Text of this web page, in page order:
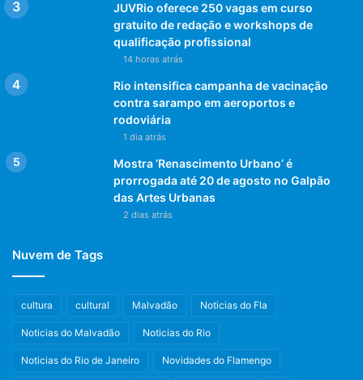
Endereço: – Avenida Mchal Fontenelle, 4.600 – Jardim
Sulacap, Rio.
Informações: – (21) 3268-2256 e 96899-7489
948
Empresário Inaugura Loja Temática De Games
e Eletrônicos Na Zona Oeste Carioca
SYNCRO SEG - ARENA GAME
JUVRio oferece 250 vagas em curso
gratuito de redação e workshops de
qualificação profissional
14 horas atrás
Rio intensifica campanha de vacinação
contra sarampo em aeroportos e
rodoviária
1 dia atrás
Mostra ‘Renascimento Urbano’ é
prorrogada até 20 de agosto no Galpão
das Artes Urbanas
2 dias atrás
Nuvem de Tags
cultura cultural Malvadão Noticias do Fla
Noticias do Malvadão Noticias do Rio
Noticias do Rio de Janeiro Novidades do Flamengo